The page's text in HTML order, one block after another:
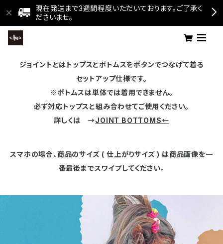
現在発送まで3週間程度いただいております。ご了承く
ださいませ。
ジョイントとはトップスとボトムスをボタンでつなげて着る
セットアップ仕様です。
※ボトムスは単体では着用できません。
必ず対応トップスと組み合わせてご使用ください。
詳しくは →JOINT BOTTOMS←
スマホの場合、商品のサイズ ( 仕上がりサイズ ) は商品画像を一
番最後までスワイプしてください。